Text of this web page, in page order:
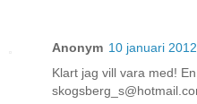
Anonym 10 januari
Klart jag vill vara med!